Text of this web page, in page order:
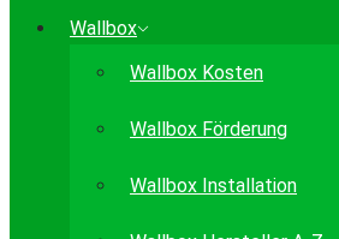
Wallbox
Wallbox Kosten
Wallbox Förderung
Wallbox Installation